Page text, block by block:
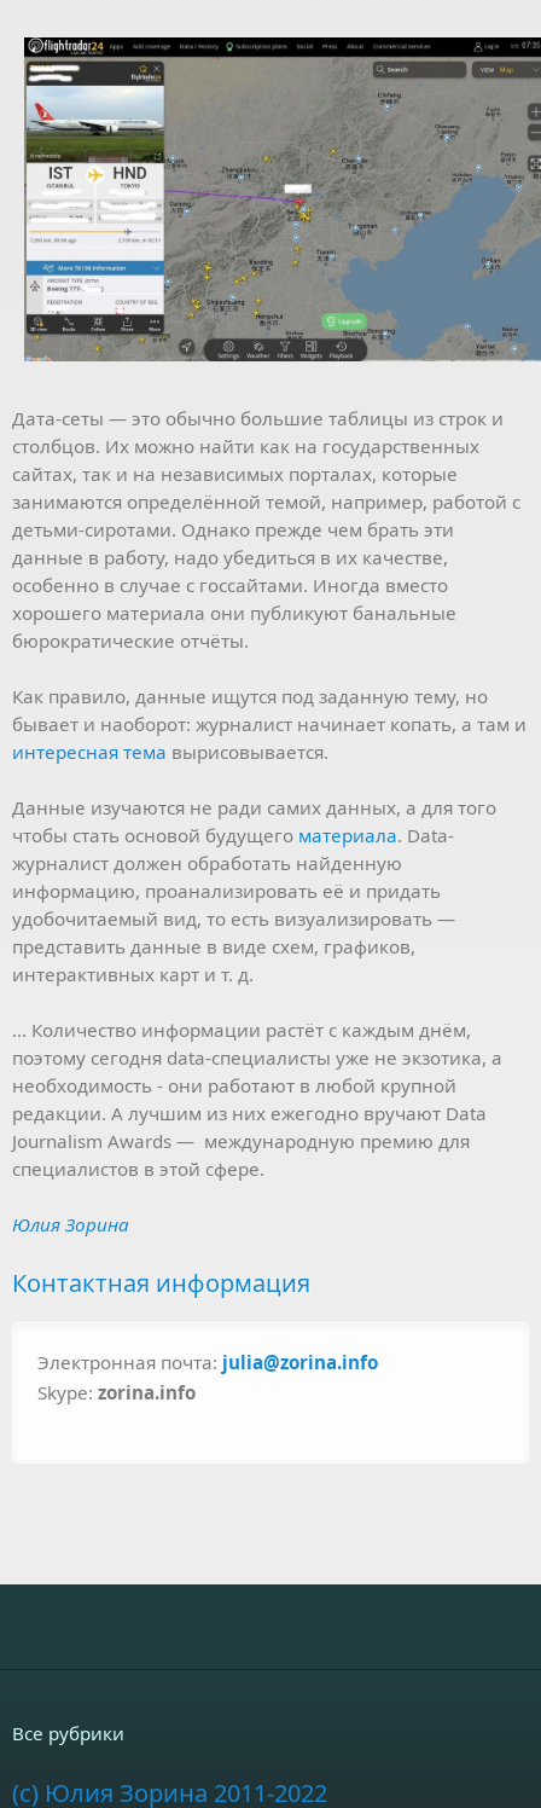
Дата-сеты — это обычно большие таблицы из строк и
столбцов. Их можно найти как на государственных
сайтах, так и на независимых порталах, которые
занимаются определённой темой, например, работой с
детьми-сиротами. Однако прежде чем брать эти
данные в работу, надо убедиться в их качестве,
особенно в случае с госсайтами. Иногда вместо
хорошего материала они публикуют банальные
бюрократические отчёты.
Как правило, данные ищутся под заданную тему, но
бывает и наоборот: журналист начинает копать, а там и
интересная тема вырисовывается.
Данные изучаются не ради самих данных, а для того
чтобы стать основой будущего материала. Data-
журналист должен обработать найденную
информацию, проанализировать её и придать
удобочитаемый вид, то есть визуализировать —
представить данные в виде схем, графиков,
интерактивных карт и т. д.
… Количество информации растёт с каждым днём,
поэтому сегодня data-специалисты уже не экзотика, а
необходимость - они работают в любой крупной
редакции. А лучшим из них ежегодно вручают Data
Journalism Awards — международную премию для
специалистов в этой сфере.
Юлия Зорина
Контактная информация
Электронная почта: julia@zorina.info
Skype: zorina.info
Все рубрики
(c) Юлия Зорина 2011-2022